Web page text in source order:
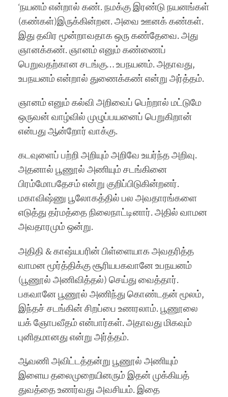
‘நயனம் என்றால் கண். நமக்கு இரண்டு நயனங்கள்
(கண்கள்)இருக்கின்றன. அவை ஊனக் கண்கள்.
இது தவிர மூன்றாவதாக ஒரு கண்தேவை. அது
ஞானக்கண். ஞானம் எனும் கண்ணைப்
பெறுவதற்கான சடங்கு… உபநயனம். அதாவது,
உபநயனம் என்றால் துணைக்கண் என்று அர்த்தம்.
ஞானம் எனும் கல்வி அறிவைப் பெற்றால் மட்டுமே
ஒருவன் வாழ்வில் முழுப்பயனைப் பெறுகிறான்
என்பது ஆன்றோர் வாக்கு.
கடவுளைப் பற்றி அறியும் அறிவே உயர்ந்த அறிவு.
அதனால் பூணூல் அணியும் சடங்கினை
பிரம்மோபதேசம் என்று குறிப்பிடுகின்றனர்.
மகாவிஷ்ணு பூலோகத்தில் பல அவதாரங்களை
எடுத்து தர்மத்தை நிலைநாட்டினார். அதில் வாமன
அவதாரமும் ஒன்று.
அதிதி & காஷ்யபரின் பிள்ளையாக அவதரித்த
வாமன மூர்த்திக்கு சூரியபகவானே உபநயனம்
(பூணூல் அணிவித்தல்) செய்து வைத்தார்.
பகவானே பூணூல் அணிந்து கொண்டதன் மூலம்,
இந்தச் சடங்கின் சிறப்பை உணரலாம். பூணூலை
யக் ஞோபவீதம் என்பார்கள். அதாவது மிகவும்
புனிதமானது என்று அர்த்தம்.
ஆவணி அவிட்டத்தன்று பூணூல் அணியும்
இளைய தலைமுறையினரும் இதன் முக்கியத்
துவத்தை உணர்வது அவசியம். இதை